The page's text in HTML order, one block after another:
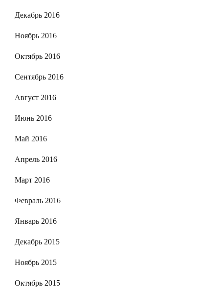
Декабрь 2016
Ноябрь 2016
Октябрь 2016
Сентябрь 2016
Август 2016
Июнь 2016
Май 2016
Апрель 2016
Март 2016
Февраль 2016
Январь 2016
Декабрь 2015
Ноябрь 2015
Октябрь 2015